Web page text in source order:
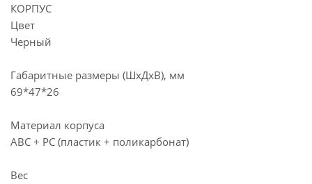
КОРПУС
Цвет
Черный
Габаритные размеры (ШхДхВ), мм
69*47*26
Материал корпуса
ABC + PC (пластик + поликарбонат)
Вес